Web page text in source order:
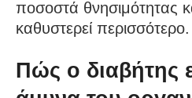
ποσοστά θνησιμότητας
καθυστερεί περισσότερο.
Πώς ο διαβήτης